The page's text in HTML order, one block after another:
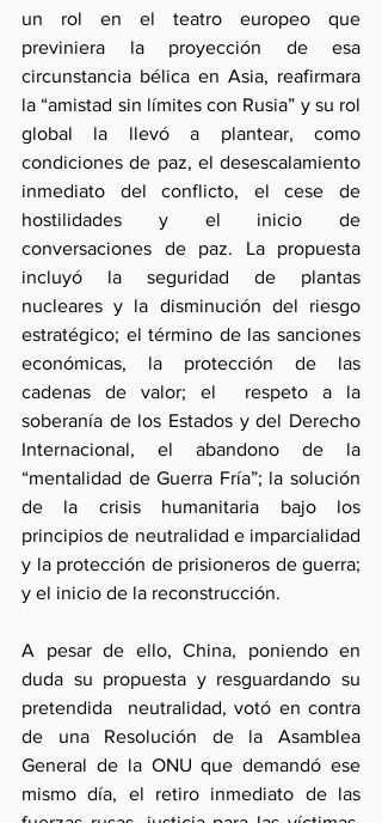
un rol en el teatro europeo que
previniera la proyección de esa
circunstancia bélica en Asia, reafirmara
la “amistad sin límites con Rusia” y su rol
global la llevó a plantear, como
condiciones de paz, el desescalamiento
inmediato del conflicto, el cese de
hostilidades y el inicio de
conversaciones de paz. La propuesta
incluyó la seguridad de plantas
nucleares y la disminución del riesgo
estratégico; el término de las sanciones
económicas, la protección de las
cadenas de valor; el  respeto a la
soberanía de los Estados y del Derecho
Internacional, el abandono de la
“mentalidad de Guerra Fría”; la solución
de la crisis humanitaria bajo los
principios de neutralidad e imparcialidad
y la protección de prisioneros de guerra;
y el inicio de la reconstrucción.
A pesar de ello, China, poniendo en
duda su propuesta y resguardando su
pretendida  neutralidad, votó en contra
de una Resolución de la Asamblea
General de la ONU que demandó ese
mismo día, el retiro inmediato de las